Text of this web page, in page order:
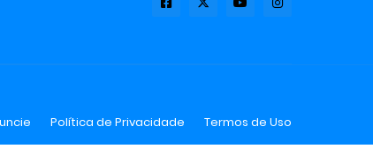
Política de Privacidade Termos de Uso